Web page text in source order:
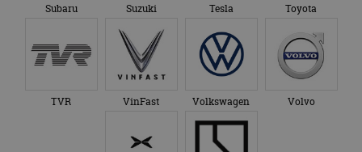
Subaru Suzuki Tesla Toyota
TVR VinFast Volkswagen Volvo